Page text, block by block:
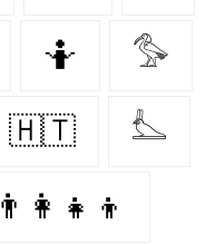
🤷‍ 𓅜
🇭🇹 𓅏
👨‍👩‍👧‍👦